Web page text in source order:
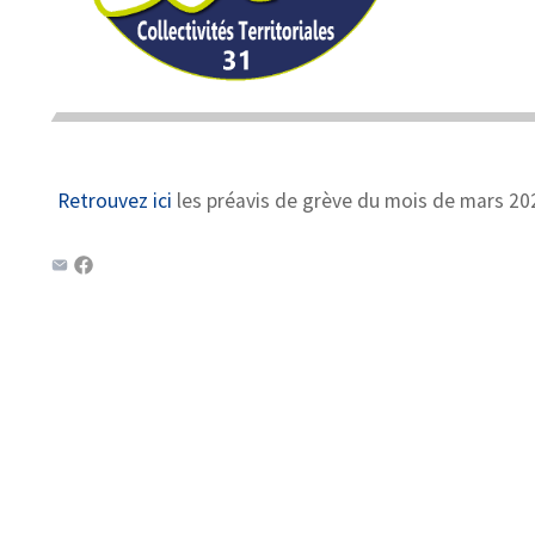
Retrouvez ici les préavis de grève du mois de mars